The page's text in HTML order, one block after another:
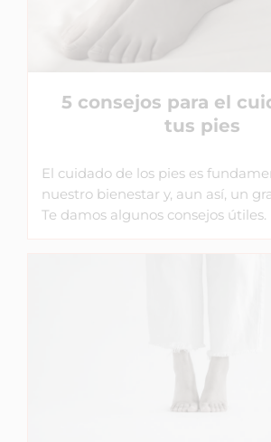
5 consejos para el
tus pies
El cuidado de los pies es
nuestro bienestar y, aun así, un
Te damos algunos consejos útiles.